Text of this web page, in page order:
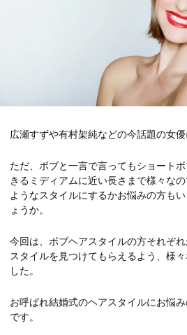
広瀬すずや有村架純などの今話題の女優
ただ、ボブと一言で言ってもショート
きるミディアムに近い長さまで様々な
ようなスタイルにするかお悩みの方も
ょうか。
今回は、ボブヘアスタイルの方それぞ
スタイルを見つけてもらえるよう、様
した。
お呼ばれ結婚式のヘアスタイルにお悩
です。